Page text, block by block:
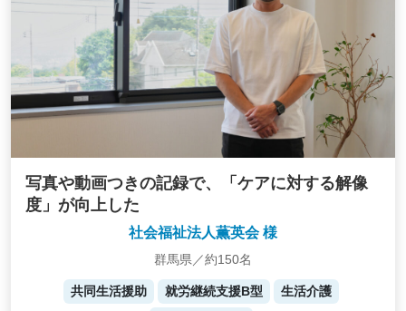
写真や動画つきの記録で、「ケアに対する解像
度」が向上した
社会福祉法人薫英会 様
群馬県／約150名
共同生活援助 就労継続支援B型
生活介護